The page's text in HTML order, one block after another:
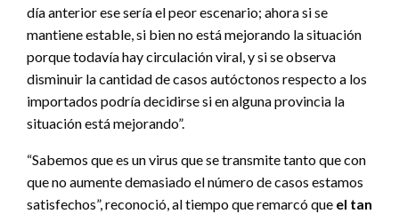
día anterior ese sería el peor escenario; ahora si se
mantiene estable, si bien no está mejorando la situación
porque todavía hay circulación viral, y si se observa
disminuir la cantidad de casos autóctonos respecto a los
importados podría decidirse si en alguna provincia la
situación está mejorando”.
“Sabemos que es un virus que se transmite tanto que con
que no aumente demasiado el número de casos estamos
satisfechos”, reconoció, al tiempo que remarcó que el tan